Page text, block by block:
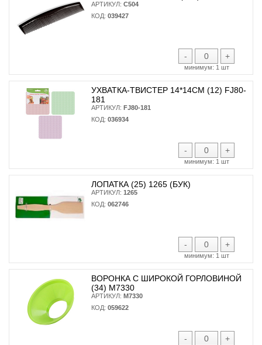
АРТИКУЛ: С504
КОД: 039427
- +
минимум: 1 шт
УХВАТКА-ТВИСТЕР 14*14СМ (12) FJ80-
181
АРТИКУЛ: FJ80-181
КОД: 036934
- +
минимум: 1 шт
ЛОПАТКА (25) 1265 (БУК)
АРТИКУЛ: 1265
КОД: 062746
- +
минимум: 1 шт
ВОРОНКА С ШИРОКОЙ ГОРЛОВИНОЙ
(34) М7330
АРТИКУЛ: М7330
КОД: 059622
- +